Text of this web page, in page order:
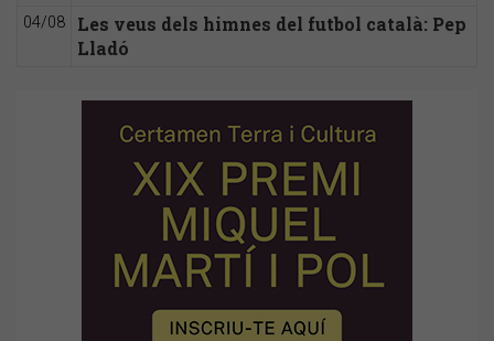
04/08
Les veus dels himnes del futbol català: Pep
Lladó